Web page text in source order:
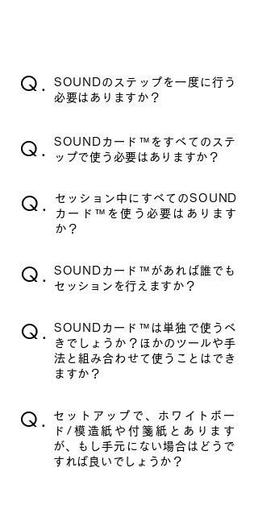
Q.
SOUNDのステップを一度に行う
必要はありますか？
Q.
SOUNDカード™をすべてのステ
ップで使う必要はありますか？
Q.
セッション中にすべてのSOUND
カード™を使う必要はあります
か？
Q.
SOUNDカード™があれば誰でも
セッションを行えますか？
Q.
SOUNDカード™は単独で使うべ
きでしょうか？ほかのツールや手
法と組み合わせて使うことはでき
ますか？
Q.
セットアップで、ホワイトボー
ド/模造紙や付箋紙とあります
が、もし手元にない場合はどうで
すれば良いでしょうか？